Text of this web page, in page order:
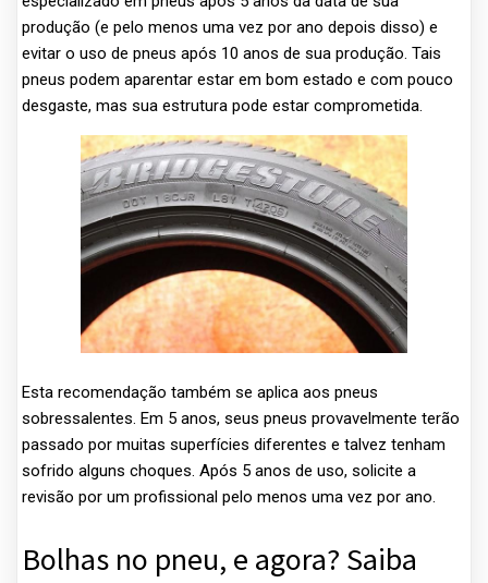
produção (e pelo menos uma vez por ano depois disso) e
evitar o uso de pneus após 10 anos de sua produção. Tais
pneus podem aparentar estar em bom estado e com pouco
desgaste, mas sua estrutura pode estar comprometida.
Esta recomendação também se aplica aos pneus
sobressalentes. Em 5 anos, seus pneus provavelmente terão
passado por muitas superfícies diferentes e talvez tenham
sofrido alguns choques. Após 5 anos de uso, solicite a
revisão por um profissional pelo menos uma vez por ano.
Bolhas no pneu, e agora? Saiba